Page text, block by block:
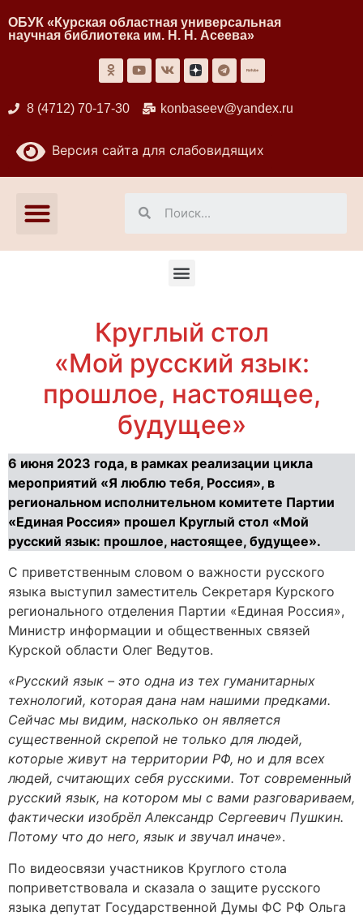
ОБУК «Курская областная универсальная
научная библиотека им. Н. Н. Асеева»
8 (4712) 70-17-30 konbaseev@yandex.ru
Версия сайта для слабовидящих
Круглый стол
«Мой русский язык:
прошлое, настоящее,
будущее»
6 июня 2023 года, в рамках реализации цикла
мероприятий «Я люблю тебя, Россия», в
региональном исполнительном комитете Партии
«Единая Россия» прошел Круглый стол «Мой
русский язык: прошлое, настоящее, будущее».
С приветственным словом о важности русского
языка выступил заместитель Секретаря Курского
регионального отделения Партии «Единая Россия»,
Министр информации и общественных связей
Курской области Олег Ведутов.
«Русский язык – это одна из тех гуманитарных
технологий, которая дана нам нашими предками.
Сейчас мы видим, насколько он является
существенной скрепой не только для людей,
которые живут на территории РФ, но и для всех
людей, считающих себя русскими. Тот современный
русский язык, на котором мы с вами разговариваем,
фактически изобрёл Александр Сергеевич Пушкин.
Потому что до него, язык и звучал иначе».
По видеосвязи участников Круглого стола
поприветствовала и сказала о защите русского
языка депутат Государственной Думы ФС РФ Ольга